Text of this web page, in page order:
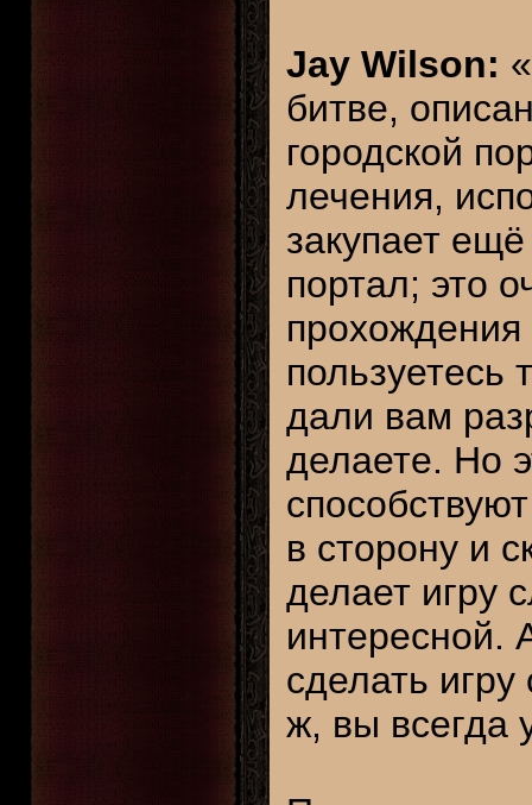
Jay Wilson:
битве,
городской
лечения,
закупает
портал; это
пользуетесь
дали вам
делаете. Но
в сторону и
делает игру
интересной.
сделать
ж, вы всегда